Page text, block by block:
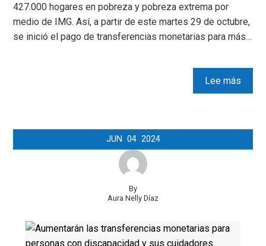
427.000 hogares en pobreza y pobreza extrema por
medio de IMG. Así, a partir de este martes 29 de octubre,
se inició el pago de transferencias monetarias para más…
Lee más
JUN 04 2024
By
Aura Nelly Díaz